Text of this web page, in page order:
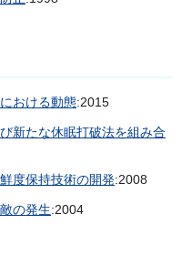
おける動態:2015
新たな休眠打破法を組み合
度保持技術の開発:2008
の発生:2004